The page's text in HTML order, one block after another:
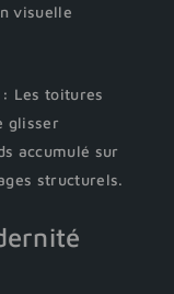
visuelle
Les toitures
glisser
accumulé sur
structurels.